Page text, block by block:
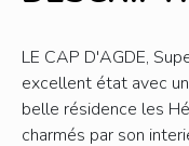
LE CAP D'AGDE,
excellent état avec
belle résidence les
charmés par son